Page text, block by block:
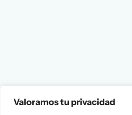
Valoramos tu privacidad